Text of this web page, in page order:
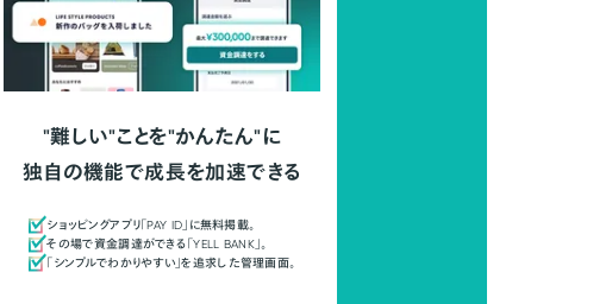
"難しい"ことを"かんたん"に
独自の機能で成長を加速できる
ショッピングアプリ「PAY ID」に無料掲載。
その場で資金調達ができる「YELL BANK」。
「シンプルでわかりやすい」を追求した管理画面。